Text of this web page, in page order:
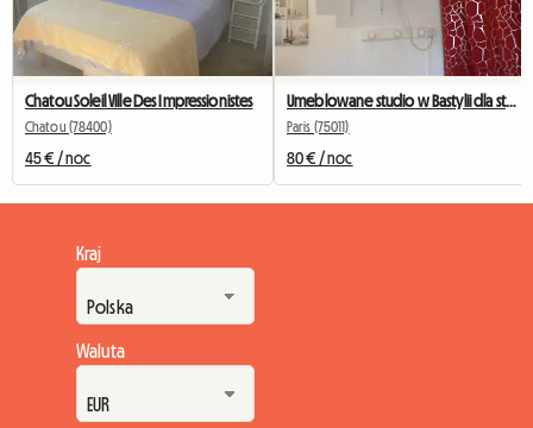
Chatou Soleil Ville Des Impressionistes
Chatou (78400)
45 € / noc
Umeblowane studio w Bastylii dla studentów, stażystów i podróżujących służbowo.
Paris (75011)
80 € / noc
Kraj
Waluta